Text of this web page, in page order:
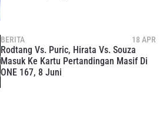
BERITA 18 APR
Rodtang Vs. Puric, Hirata Vs. Souza
Masuk Ke Kartu Pertandingan Masif Di
ONE 167, 8 Juni